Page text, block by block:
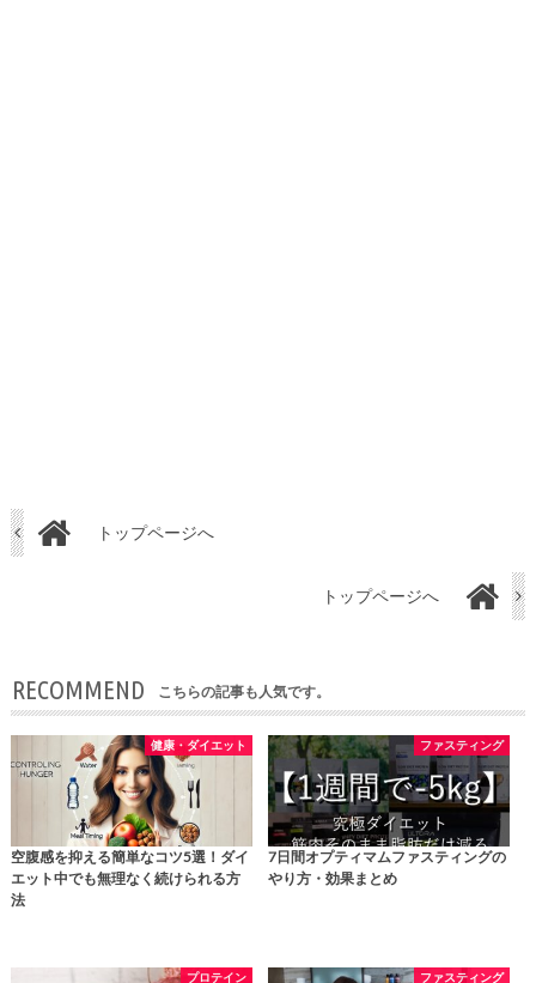
トップページへ
トップページへ
RECOMMEND こちらの記事も人気です。
健康・ダイエット
空腹感を抑える簡単なコツ5選！ダイ
エット中でも無理なく続けられる方
法
ファスティング
7日間オプティマムファスティングの
やり方・効果まとめ
プロテイン ファスティング